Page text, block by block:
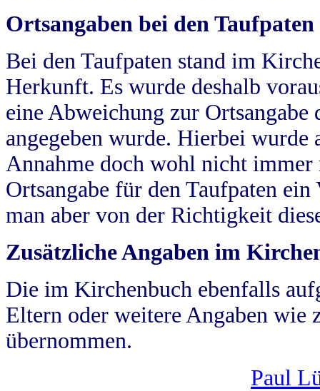
Ortsangaben bei den Taufpaten
Bei den Taufpaten stand im
Herkunft. Es wurde deshalb
eine Abweichung zur
angegeben wurde. Hierbei wurde
Annahme doch wohl nicht
Ortsangabe für den Taufpaten
man aber von der Richtigkeit
Zusätzliche Angaben im
Die im Kirchenbuch ebenfalls
Eltern oder weitere Angaben wie
übernommen.
Paul